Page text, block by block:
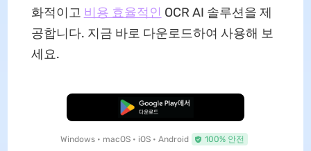
화적이고 비용 효율적인 OCR AI 솔루션을 제
공합니다. 지금 바로 다운로드하여 사용해 보
세요.
무료로 다운로드
Windows • macOS • iOS • Android 100% 안전